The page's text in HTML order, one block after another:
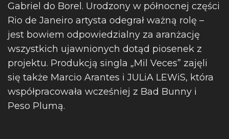
Gabriel do Borel. Urodzony w północnej części
Rio de Janeiro artysta odegrał ważną rolę –
jest bowiem odpowiedzialny za aranżację
wszystkich ujawnionych dotąd piosenek z
projektu. Produkcją singla „Mil Veces” zajęli
się także Marcio Arantes i JULiA LEWiS, która
współpracowała wcześniej z Bad Bunny i
Peso Plumą.